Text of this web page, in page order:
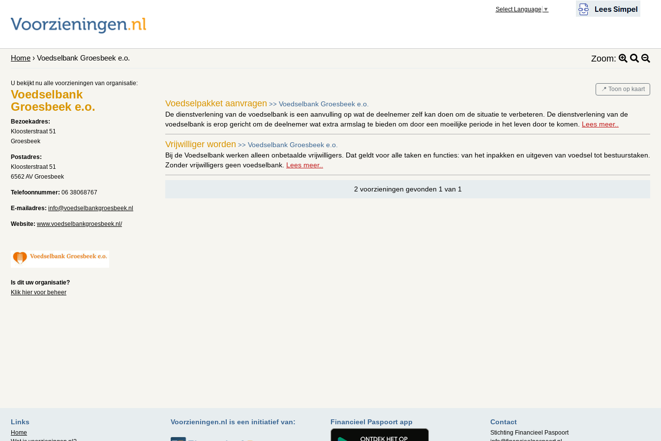
Select Language ▼
Home › Voedselbank Groesbeek e.o. Zoom:
U bekijkt nu alle voorzieningen van organisatie:
Voedselbank
Groesbeek e.o.
Bezoekadres:
Kloosterstraat 51
Groesbeek
Postadres:
Kloosterstraat 51
6562 AV Groesbeek
Telefoonnummer: 06 38068767
E-mailadres: info@voedselbankgroesbeek.nl
Website: www.voedselbankgroesbeek.nl/
Is dit uw organisatie?
Klik hier voor beheer
📍 Toon op kaart
Voedselpakket aanvragen >> Voedselbank Groesbeek e.o.
De dienstverlening van de voedselbank is een aanvulling op wat de deelnemer zelf kan doen om de situatie te verbeteren. De dienstverlening van de
voedselbank is erop gericht om de deelnemer wat extra armslag te bieden om door een moeilijke periode in het leven door te komen. Lees meer..
Vrijwilliger worden >> Voedselbank Groesbeek e.o.
Bij de Voedselbank werken alleen onbetaalde vrijwilligers. Dat geldt voor alle taken en functies: van het inpakken en uitgeven van voedsel tot bestuurstaken.
Zonder vrijwilligers geen voedselbank. Lees meer..
2 voorzieningen gevonden 1 van 1
Links
Home
Voorzieningen.nl is een initiatief van: Financieel Paspoort app Contact
Stichting Financieel Paspoort